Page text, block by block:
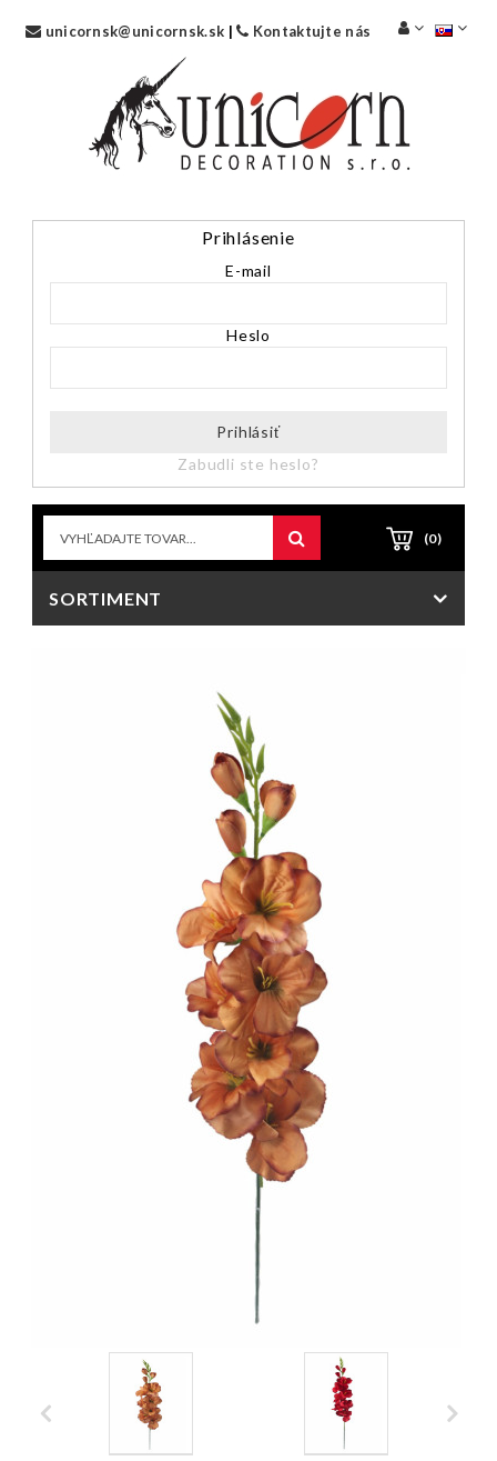
unicornsk@unicornsk.sk | Kontaktujte nás
Prihlásenie
E-mail
Heslo
Prihlásiť
Zabudli ste heslo?
(0)
SORTIMENT